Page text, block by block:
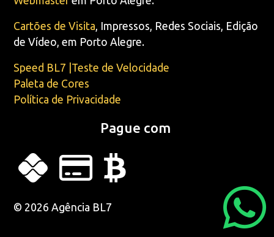
Cartões de Visita, Impressos, Redes Sociais, Edição
de Vídeo, em Porto Alegre.
Speed BL7 |Teste de Velocidade
Paleta de Cores
Política de Privacidade
Pague com
© 2026 Agência BL7